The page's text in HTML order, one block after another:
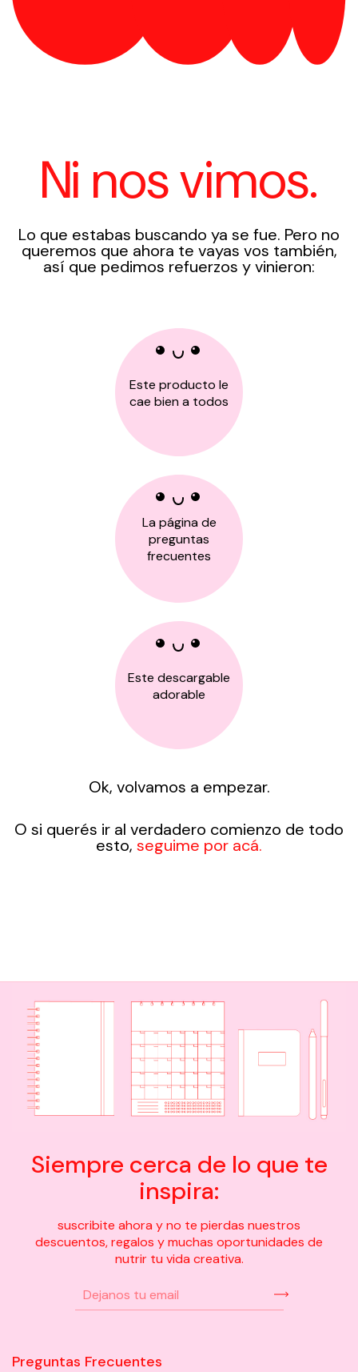
Ni nos vimos.
Lo que estabas buscando ya se fue. Pero no
queremos que ahora te vayas vos también,
así que pedimos refuerzos y vinieron:
Este producto le
cae bien a todos
La página de
preguntas
frecuentes
Este descargable
adorable
Ok, volvamos a empezar.
O si querés ir al verdadero comienzo de todo
esto, seguime por acá.
Siempre cerca de lo que te
inspira:
suscribite ahora y no te pierdas nuestros
descuentos, regalos y muchas oportunidades de
nutrir tu vida creativa.
Preguntas Frecuentes